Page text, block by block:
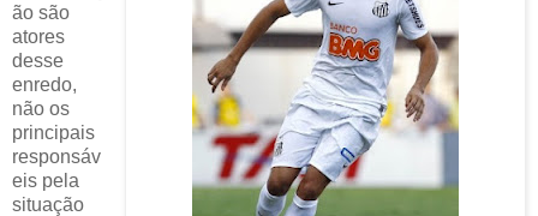
ão são
atores
desse
enredo,
não os
principais
responsáv
eis pela
situação